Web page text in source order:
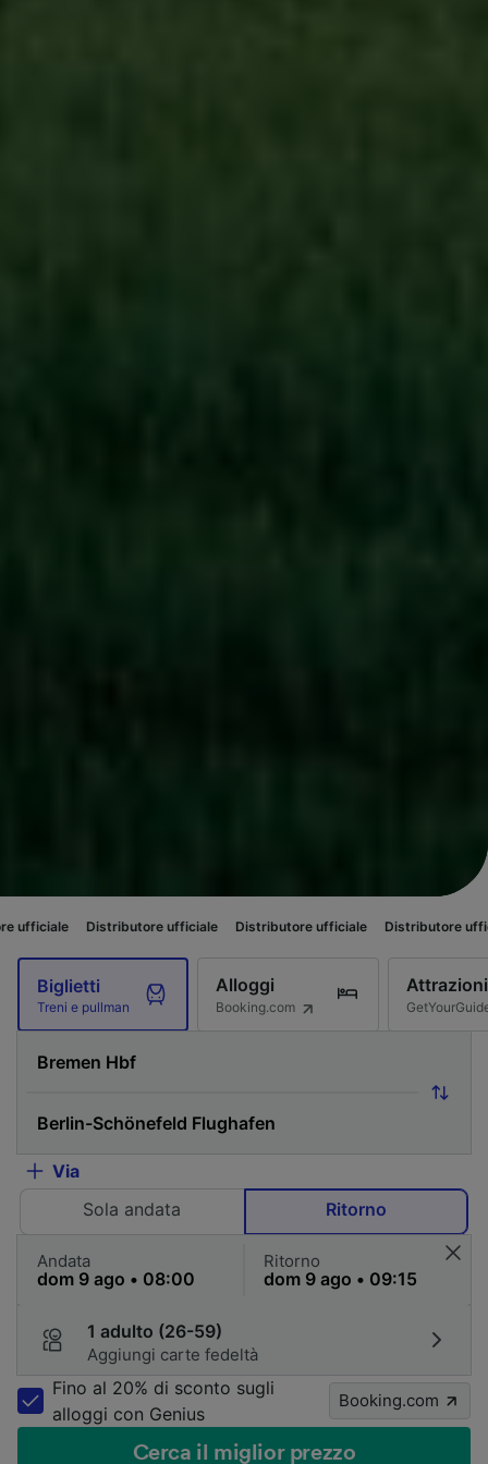
ufficiale Distributore ufficiale Distributore ufficiale
Biglietti
Treni e pullman
Alloggi
Booking.com
Attrazioni
Via
Sola andata
Ritorno
Andata Ritorno
1 adulto (26-59)
Aggiungi carte fedeltà
Fino al 20% di sconto sugli
alloggi con Genius
Booking.com
Cerca il miglior prezzo